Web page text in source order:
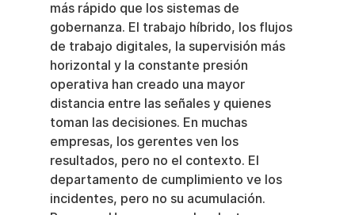
más rápido que los sistemas de
gobernanza. El trabajo híbrido, los flujos
de trabajo digitales, la supervisión más
horizontal y la constante presión
operativa han creado una mayor
distancia entre las señales y quienes
toman las decisiones. En muchas
empresas, los gerentes ven los
resultados, pero no el contexto. El
departamento de cumplimiento ve los
incidentes, pero no su acumulación.